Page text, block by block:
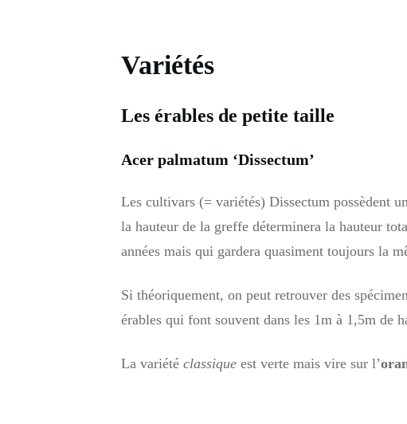
Variétés
Les érables de petite taille
Acer palmatum ‘Dissectum’
Les cultivars (= variétés) Dissectum possèdent
la hauteur de la greffe déterminera la hauteur
années mais qui gardera quasiment toujours la
Si théoriquement, on peut retrouver des
érables qui font souvent dans les 1m à 1,5m de
La variété classique est verte mais vire sur l’